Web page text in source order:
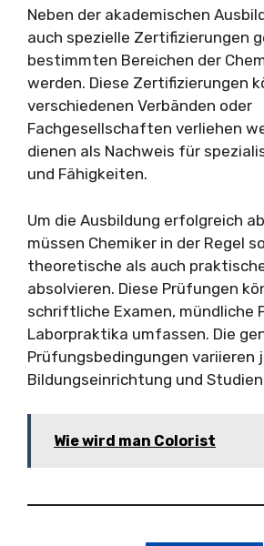
Neben der akademischen
auch spezielle Zertifizierungen
bestimmten Bereichen der
werden. Diese Zertifizierungen
verschiedenen Verbänden oder
Fachgesellschaften verliehen
dienen als Nachweis für
und Fähigkeiten.
Um die Ausbildung erfolgreich
müssen Chemiker in der Regel
theoretische als auch
absolvieren. Diese Prüfungen
schriftliche Examen, mündliche
Laborpraktika umfassen. Die
Prüfungsbedingungen variieren
Bildungseinrichtung und
Wie wird man Colorist